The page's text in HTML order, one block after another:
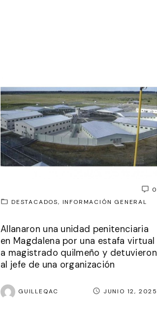
0
DESTACADOS
INFORMACIÓN GENERAL
Allanaron una unidad penitenciaria
en Magdalena por una estafa virtual
a magistrado quilmeño y detuvieron
al jefe de una organización
GUILLEQAC JUNIO 12, 2025